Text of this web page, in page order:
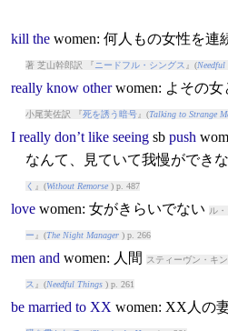
kill the women: 何人もの女性を連
著 芝山幹郎訳 『 ニードフル・シングス 』(Needful
really know other women: よその女
小尾芙佐訳 『死を誘う暗号』(Talking to Strange
I really don’t like seeingsb push
なんて、見ていて我慢ができ
く 』(Without Remorse) p. 487
love women: 女がきらいでない ル
ー 』(The Night Manager) p. 266
men and women: 人間 スティーヴン・キ
ス 』(Needful Things) p. 261
be married to XX women: XX人の